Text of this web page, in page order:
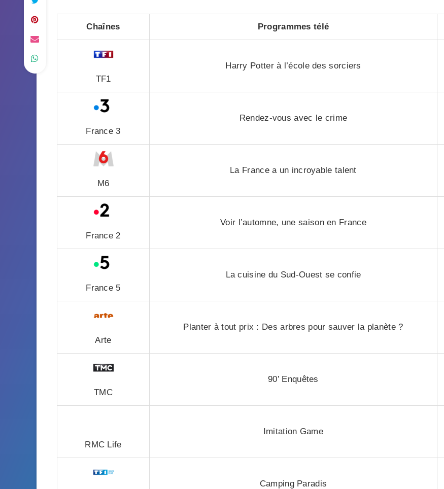
Chaînes Programmes télé
TF1
Harry Potter à l’école des sorciers
France 3
Rendez-vous avec le crime
M6
La France a un incroyable talent
France 2
Voir l’automne, une saison en France
France 5
La cuisine du Sud-Ouest se confie
Arte
Planter à tout prix : Des arbres pour sauver la planète ?
TMC
90’ Enquêtes
RMC Life
Imitation Game
Camping Paradis